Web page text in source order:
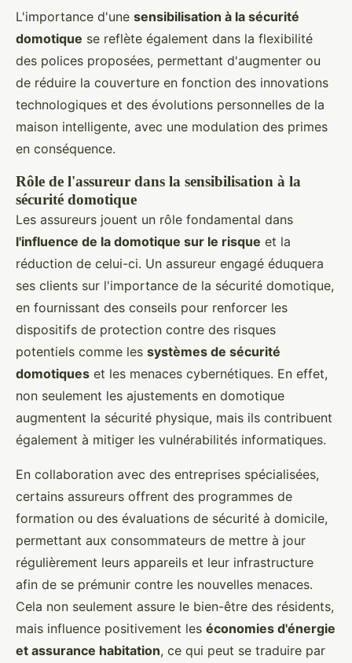
L'importance d'une sensibilisation à la sécurité
domotique se reflète également dans la flexibilité
des polices proposées, permettant d'augmenter ou
de réduire la couverture en fonction des innovations
technologiques et des évolutions personnelles de la
maison intelligente, avec une modulation des primes
en conséquence.
Rôle de l'assureur dans la sensibilisation à la
sécurité domotique
Les assureurs jouent un rôle fondamental dans
l'influence de la domotique sur le risque et la
réduction de celui-ci. Un assureur engagé éduquera
ses clients sur l'importance de la sécurité domotique,
en fournissant des conseils pour renforcer les
dispositifs de protection contre des risques
potentiels comme les systèmes de sécurité
domotiques et les menaces cybernétiques. En effet,
non seulement les ajustements en domotique
augmentent la sécurité physique, mais ils contribuent
également à mitiger les vulnérabilités informatiques.
En collaboration avec des entreprises spécialisées,
certains assureurs offrent des programmes de
formation ou des évaluations de sécurité à domicile,
permettant aux consommateurs de mettre à jour
régulièrement leurs appareils et leur infrastructure
afin de se prémunir contre les nouvelles menaces.
Cela non seulement assure le bien-être des résidents,
mais influence positivement les économies d'énergie
et assurance habitation, ce qui peut se traduire par